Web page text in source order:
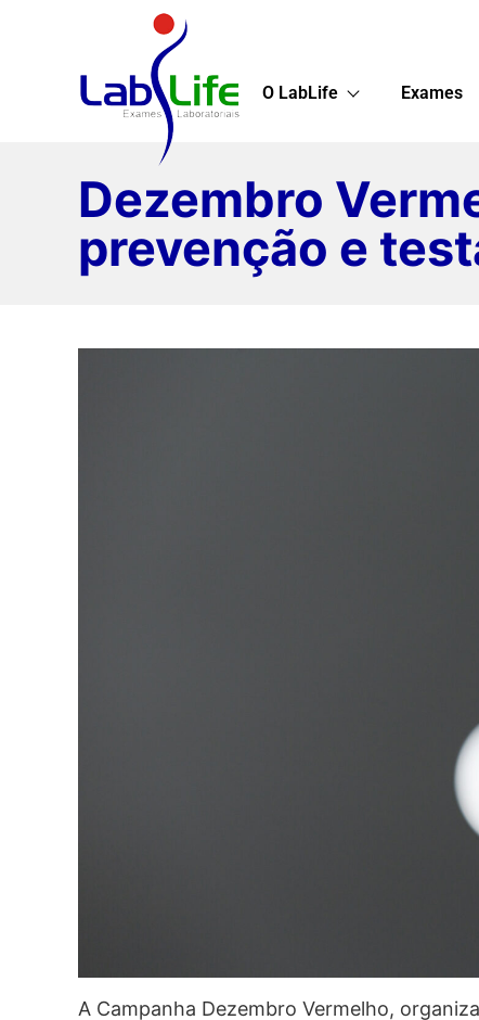
O LabLife Exames
Dezembro
prevenção e
A Campanha Dezembro Vermelho,